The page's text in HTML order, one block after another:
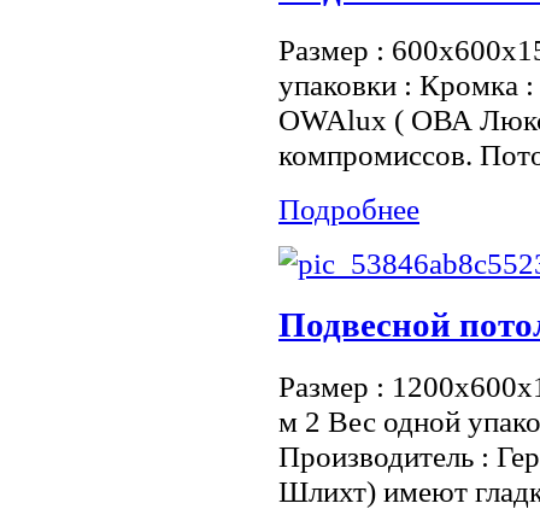
Размер :
упаковки : Кромка
OWAlux ( ОВА Люкс
компромиссов.
Подробнее
Подвесной
Размер :
м 2 Вес одной
Производитель :
Шлихт) имеют